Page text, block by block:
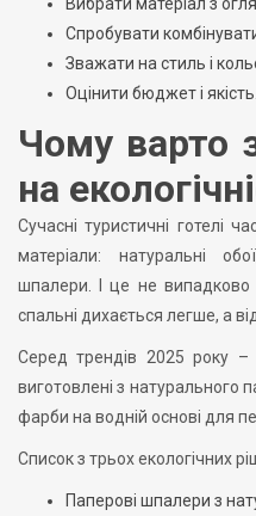
Спробувати
Зважати на стиль і
Оцінити бюджет і якість.
Чому варто
на
Сучасні туристичні готелі
матеріали: натуральні
шпалери. І це не випадково
спальні дихається легше, а
Серед трендів 2025 року –
виготовлені з натурального
фарби на водній основі для
Список з трьох екологічних
Паперові шпалери з